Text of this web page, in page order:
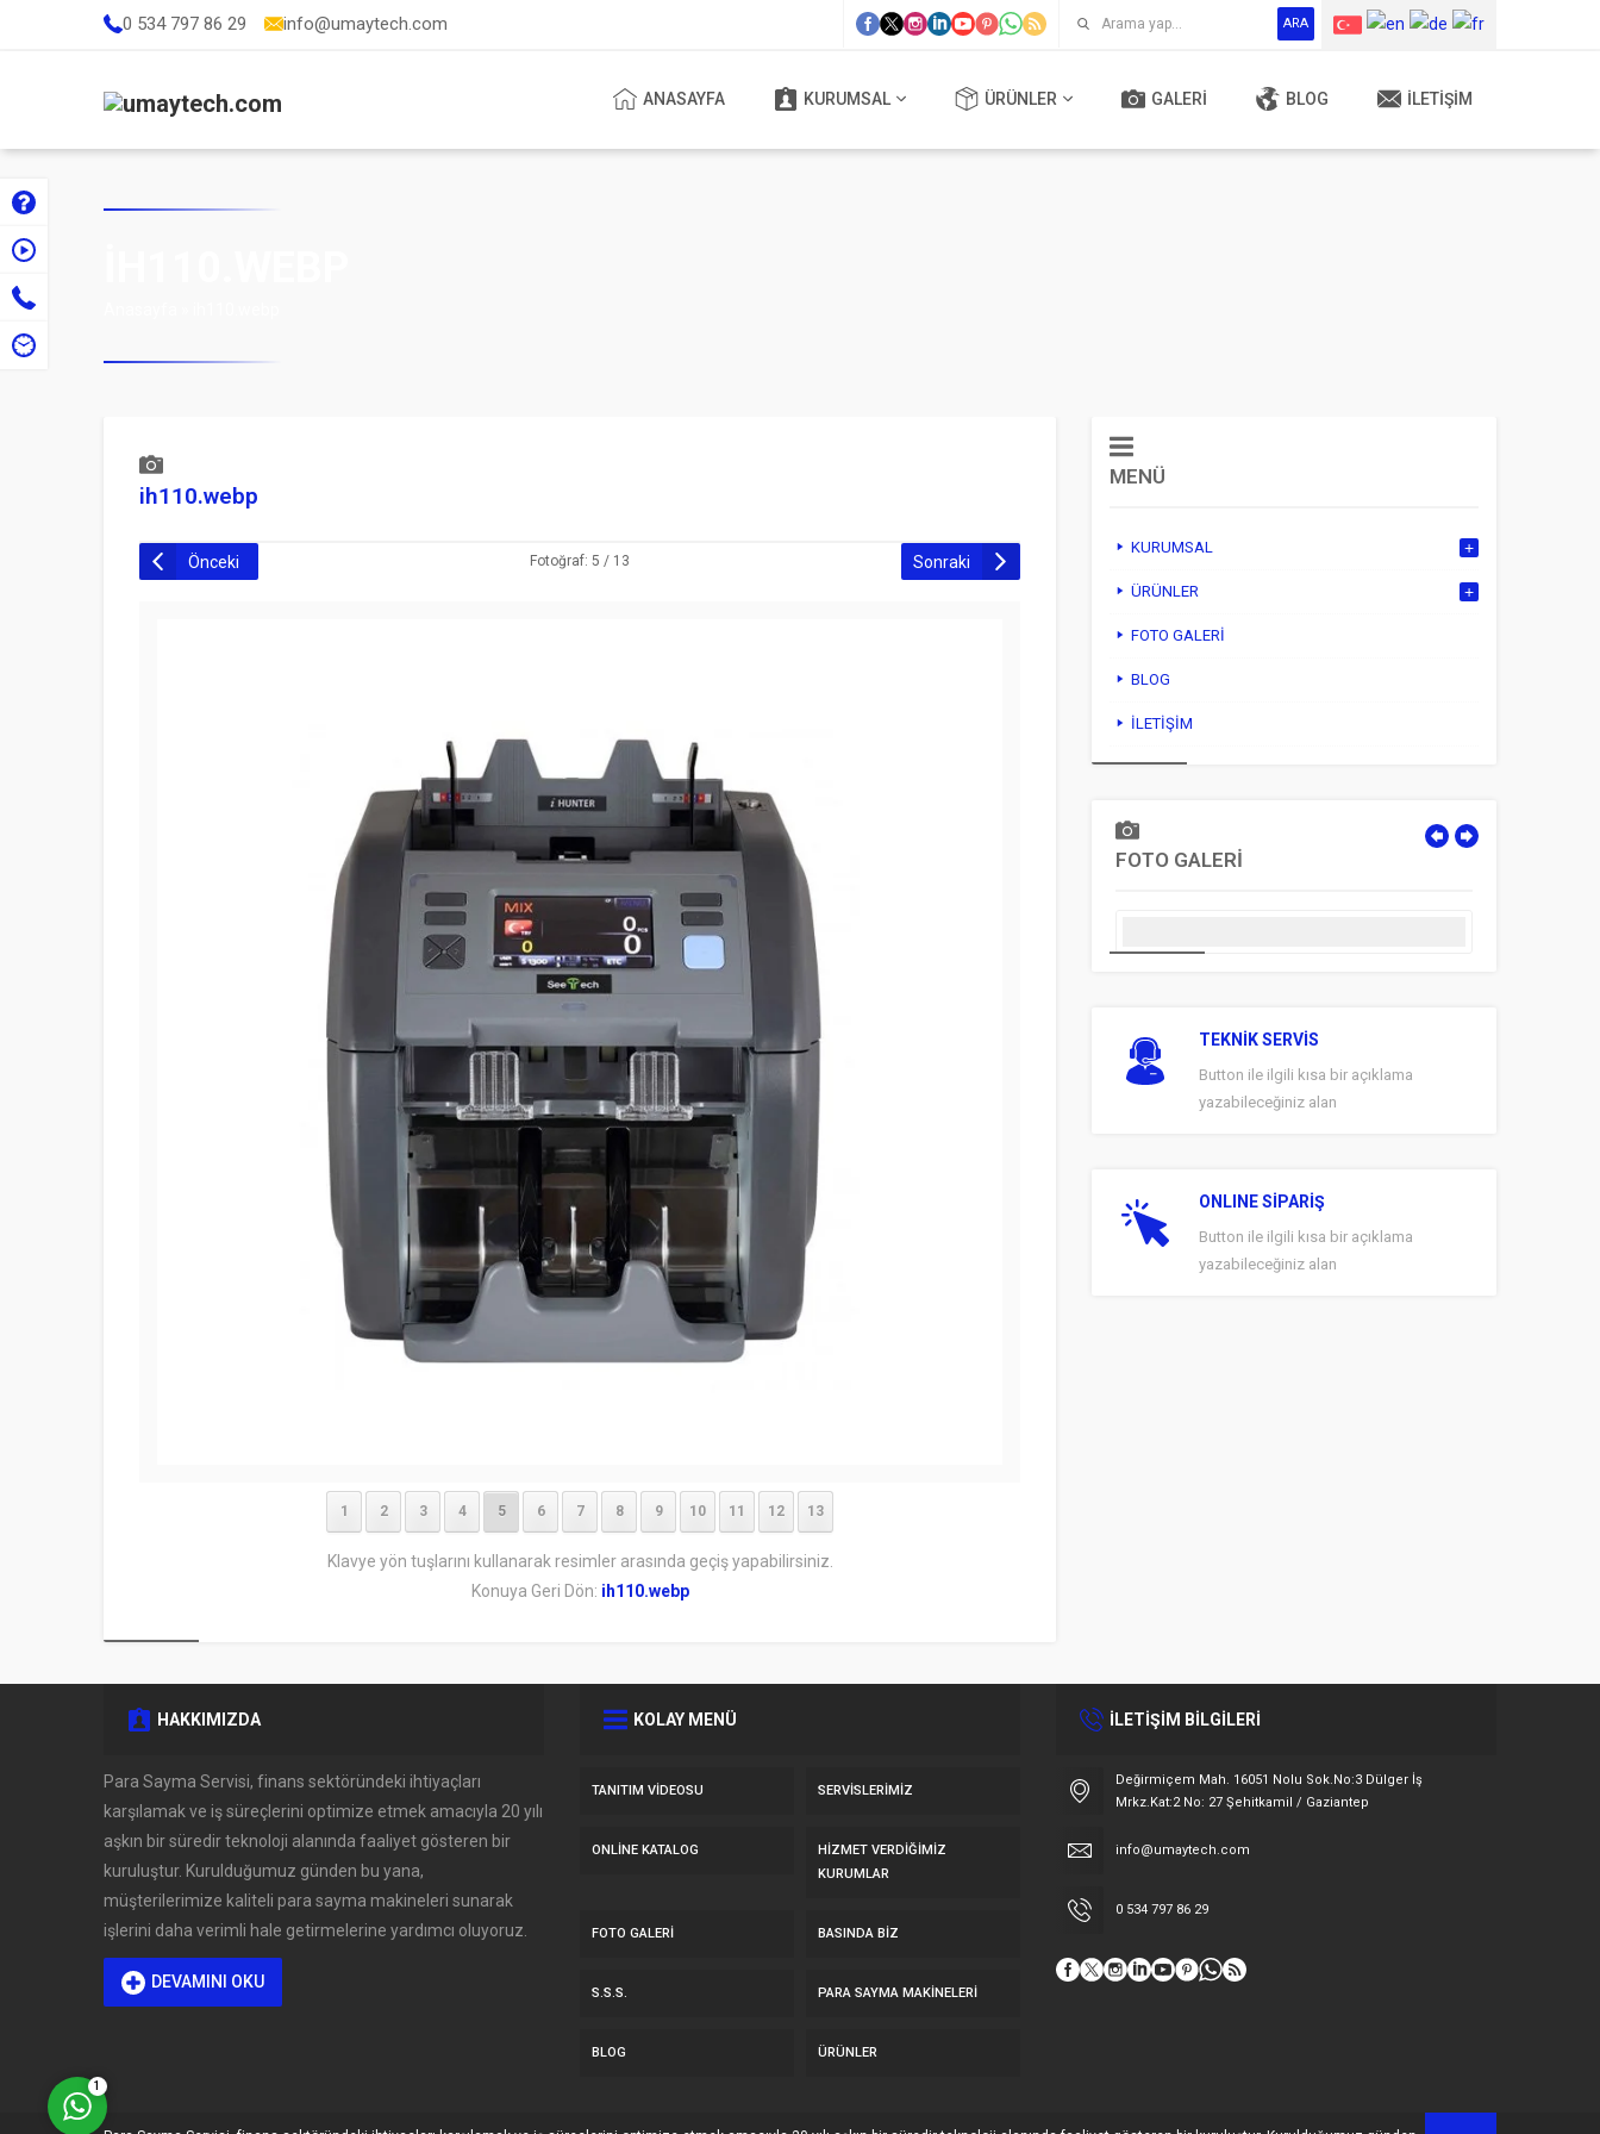
0 534 797 86 29 info@umaytech.com ARA
ANASAYFA KURUMSAL ÜRÜNLER GALERI BLOG İLETIŞIM
ih110.webp
Önceki Fotoğraf: 5 / 13 Sonraki
1 2 3 4 5 6 7 8 9 10 11 12 13
Klavye yön tuşlarını kullanarak resimler arasında geçiş yapabilirsiniz.
Konuya Geri Dön: ih110.webp
MENÜ
KURUMSAL
ÜRÜNLER
FOTO GALERI
BLOG
İLETIŞIM
FOTO GALERİ
TEKNİK SERVİS
Button ile ilgili kısa bir açıklama
yazabileceğiniz alan
ONLINE SİPARİŞ
Button ile ilgili kısa bir açıklama
yazabileceğiniz alan
HAKKIMIZDA
Para Sayma Servisi, finans sektöründeki ihtiyaçları
karşılamak ve iş süreçlerini optimize etmek amacıyla 20 yılı
aşkın bir süredir teknoloji alanında faaliyet gösteren bir
kuruluştur. Kurulduğumuz günden bu yana,
müşterilerimize kaliteli para sayma makineleri sunarak
işlerini daha verimli hale getirmelerine yardımcı oluyoruz.
DEVAMINI OKU
KOLAY MENÜ
TANITIM VIDEOSU SERVİSLERİMİZ
ONLINE KATALOG
HİZMET VERDİĞİMİZ
KURUMLAR
FOTO GALERI BASINDA BIZ
S.S.S. PARA SAYMA MAKİNELERİ
BLOG ÜRÜNLER
İLETİŞİM BİLGİLERİ
Değirmiçem Mah. 16051 Nolu Sok.No:3 Dülger İş
Mrkz.Kat:2 No: 27 Şehitkamil / Gaziantep
info@umaytech.com
0 534 797 86 29
Müşteri Temsilcisi
1